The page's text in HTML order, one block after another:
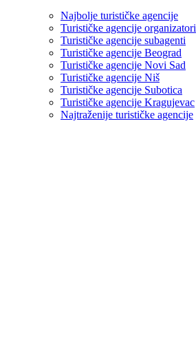
Najbolje turističke agencije
Turističke agencije organizatori
Turističke agencije subagenti
Turističke agencije Beograd
Turističke agencije Novi Sad
Turističke agencije Niš
Turističke agencije Subotica
Turističke agencije Kragujevac
Najtraženije turističke agencije